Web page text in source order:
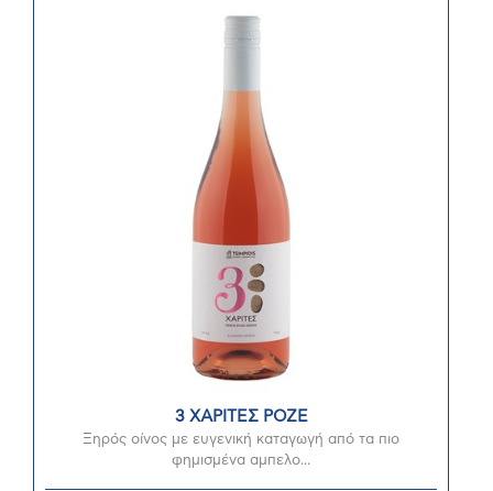
3 ΧΑΡΙΤΕΣ ΡΟΖΕ
Ξηρός οίνος με ευγενική καταγωγή από τα πιο
φημισμένα αμπελο...